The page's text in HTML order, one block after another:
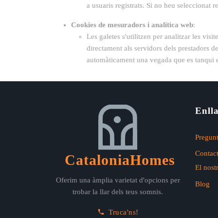
a usuaris registrats. Si no heu seleccionat
Cookies de mesuradors i analítica web:
Les galetes s'utilitzen per analitzar les
directament als servidors dels prestadors
automàticament una vegada que es
CataloniaHomes
Oferim una àmplia varietat d'opcions per
trobar la llar dels teus somnis.
Truca'ns!
El
Blog